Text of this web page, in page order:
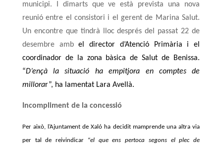
municipi. I dimarts que ve està prevista una nova
reunió entre el consistori i el gerent de Marina Salut.
Un encontre que tindrà lloc després del passat 22 de
desembre ambel director d’Atenció Primària i el
coordinador de la zona bàsica de Salut de Benissa.
“D’ençà la situació ha empitjora en comptes de
millorar”, ha lamentat Lara Avellà.
Incompliment de la concessió
Per això, l’Ajuntament de Xaló ha decidit mamprende una altra via
per tal de reivindicar “el que ens pertoca segons el plec de